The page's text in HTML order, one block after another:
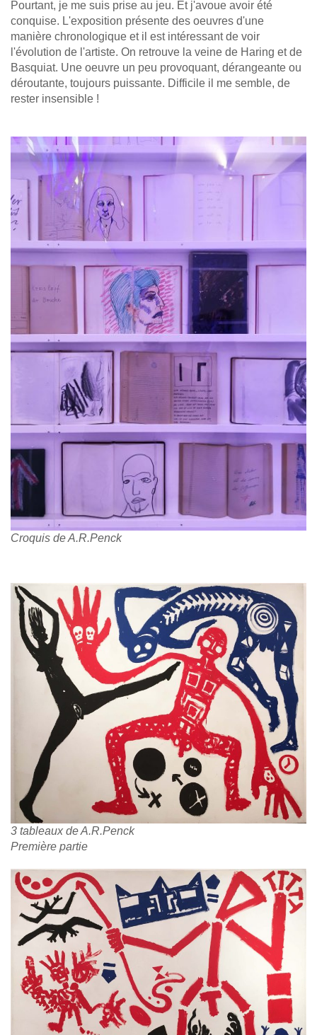
Pourtant, je me suis prise au jeu. Et j'avoue avoir été
conquise. L'exposition présente des oeuvres d'une
manière chronologique et il est intéressant de voir
l'évolution de l'artiste. On retrouve la veine de Haring et de
Basquiat. Une oeuvre un peu provoquant, dérangeante ou
déroutante, toujours puissante. Difficile il me semble, de
rester insensible !
Croquis de A.R.Penck
3 tableaux de A.R.Penck
Première partie